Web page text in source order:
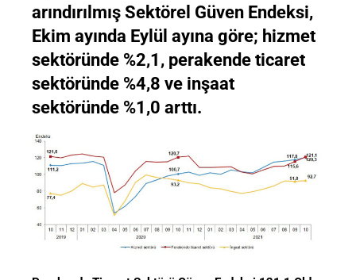
arındırılmış Sektörel Güven Endeksi,
Ekim ayında Eylül ayına göre; hizmet
sektöründe %2,1, perakende ticaret
sektöründe %4,8 ve inşaat
sektöründe %1,0 arttı.